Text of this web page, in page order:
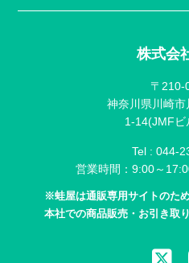
株式会
〒210-
神奈川県川崎
1-14(JMFビ
Tel : 044-
営業時間：9:00～
※蛙屋は通販専用サイトのた
本社での商品販売・お引き取